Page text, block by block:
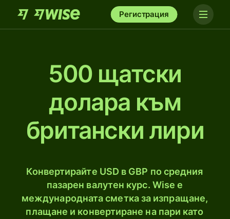
Регистрация
500 щатски
долара към
британски лири
Конвертирайте USD в GBP по средния
пазарен валутен курс. Wise е
международната сметка за изпращане,
плащане и конвертиране на пари като